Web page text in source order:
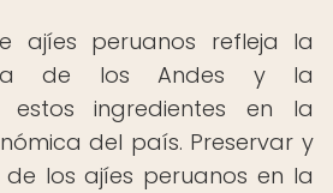
ajíes peruanos refleja la
de los Andes y la
ingredientes en la
del país. Preservar y
los ajíes peruanos en la